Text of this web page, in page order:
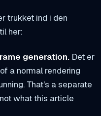
trukket ind i den
her:
generation.Det er
of a normal rendering
That's a separate
what this article